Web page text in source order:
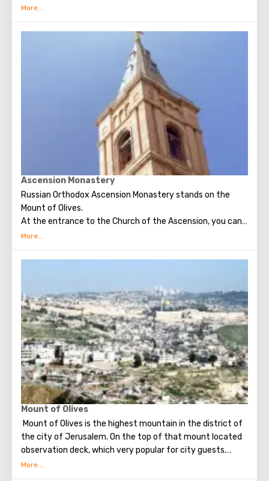
the Holy Fire, were Jesus Christ was crucified, buried and
Ascension Monastery
Russian Orthodox Ascension Monastery stands on the
Mount of Olives.
At the entrance to the Church of the Ascension, you can
see the most important shrine of this place - the stone of
the Ascension of the Lord).
Baptist (sixty-four meters in height) has an observation
deck. Climbing up the many steps to the top of the bell
tower, the gaze offers a breathtaking view of Jerusalem.
This bell tower is the highest point of the Mount of Olives.
Back in the twentieth century, archaeologists during
excavations in the monastery discovered mosaics,
various utensils, as well as a bust of Herod the Great. The
monastery is interesting for tourists as a historical,
religious and archaeological site.
Mount of Olives
Mount of Olives is the highest mountain in the district of
the city of Jerusalem. On the top of that mount located
observation deck, which very popular for city guests.
Many excursions in Jerusalem begining with a visit to this